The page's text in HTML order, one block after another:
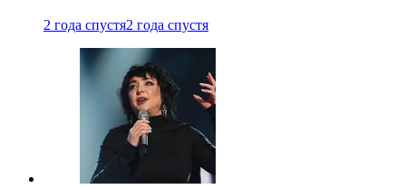
2 года спустя2 года спустя